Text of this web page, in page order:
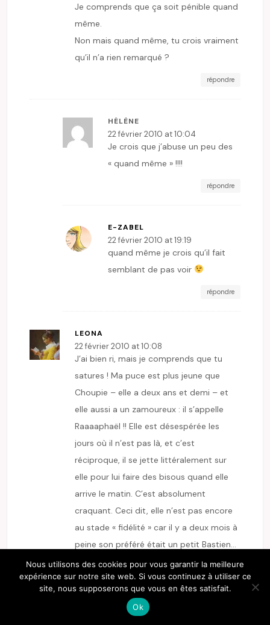
Je comprends que ça soit pénible quand
même.
Non mais quand même, tu crois vraiment
qu’il n’a rien remarqué ?
répondre
HÉLÈNE
22 février 2010 at 10:04
Je crois que j’abuse un peu des
« quand même » !!!!
répondre
E-ZABEL
22 février 2010 at 19:19
quand même je crois qu’il fait
semblant de pas voir
répondre
LEONA
22 février 2010 at 10:08
J’ai bien ri, mais je comprends que tu
satures ! Ma puce est plus jeune que
Choupie – elle a deux ans et demi – et
elle aussi a un zamoureux : il s’appelle
Raaaaphaël !! Elle est désespérée les
jours où il n’est pas là, et c’est
réciproque, il se jette littéralement sur
elle pour lui faire des bisous quand elle
arrive le matin. C’est absolument
craquant. Ceci dit, elle n’est pas encore
au stade « fidélité » car il y a deux mois à
peine son préféré était un petit Bastien…
Nous utilisons des cookies pour vous garantir la meilleure
expérience sur notre site web. Si vous continuez à utiliser ce
site, nous supposerons que vous en êtes satisfait.
Ok